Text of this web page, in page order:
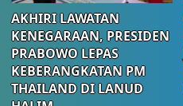
AKHIRI LAWATAN
KENEGARAAN, PRESIDEN
PRABOWO LEPAS
KEBERANGKATAN PM
THAILAND DI LANUD